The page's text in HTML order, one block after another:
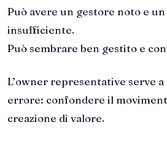
Può avere un gestore noto e
insufficiente.
Può sembrare ben gestito e
L’owner representative serve
errore: confondere il
creazione di valore.